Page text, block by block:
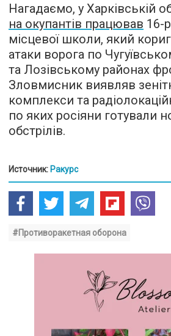
Нагадаємо, у Харківській
на окупантів працював 16-
місцевої школи, який
атаки ворога по
та Лозівському районах
Зловмисник виявляв
комплекси та
по яких росіяни готували
обстрілів.
Источник: Ракурс
#Противоракетная оборона